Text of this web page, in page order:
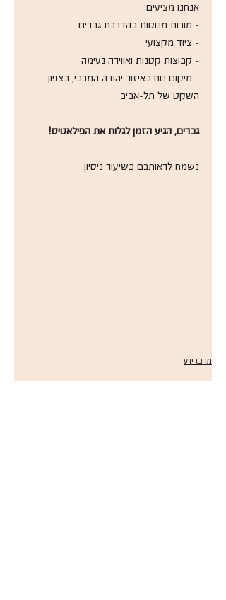
אנחנו מציעים:
- מורות מנוסות בהדרכת גברים
- ציוד מקצועי
- קבוצות קטנות ואווירה נעימה
- מיקום נוח באיזור יהודה המכבי, בצפון
השקט של תל-אביב
גברים, הגיע הזמן לגלות את הפילאטיס!
נשמח לראותכם בשיעור ניסיון.
מרכז ידע